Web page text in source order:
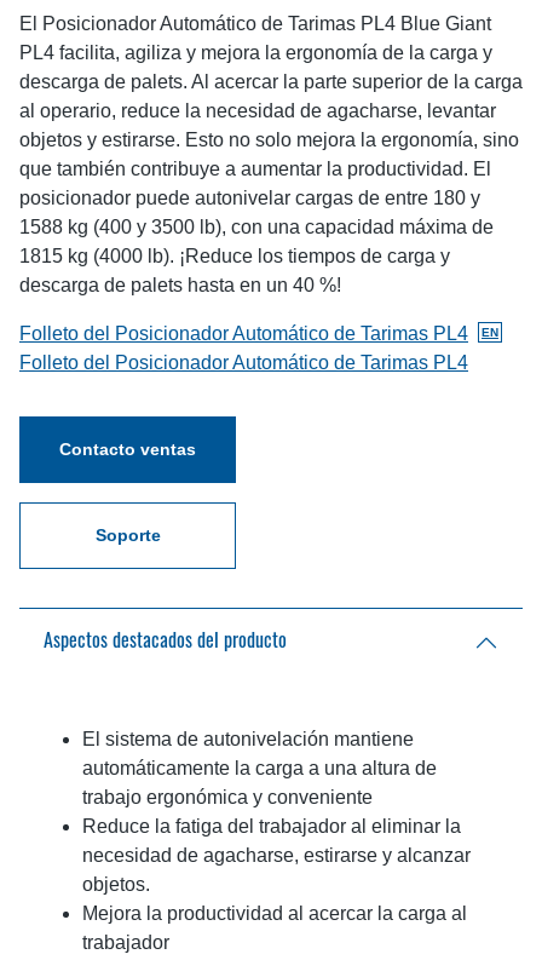
El Posicionador Automático de Tarimas PL4 Blue Giant
PL4 facilita, agiliza y mejora la ergonomía de la carga y
descarga de palets. Al acercar la parte superior de la carga
al operario, reduce la necesidad de agacharse, levantar
objetos y estirarse. Esto no solo mejora la ergonomía, sino
que también contribuye a aumentar la productividad. El
posicionador puede autonivelar cargas de entre 180 y
1588 kg (400 y 3500 lb), con una capacidad máxima de
1815 kg (4000 lb). ¡Reduce los tiempos de carga y
descarga de palets hasta en un 40 %!
Folleto del Posicionador Automático de Tarimas PL4 EN
BlueGiant.General.DocumentOnlyAvailableInglés
Folleto del Posicionador Automático de Tarimas PL4
Contacto ventas
Soporte
Aspectos destacados del producto
El sistema de autonivelación mantiene
automáticamente la carga a una altura de
trabajo ergonómica y conveniente
Reduce la fatiga del trabajador al eliminar la
necesidad de agacharse, estirarse y alcanzar
objetos.
Mejora la productividad al acercar la carga al
trabajador